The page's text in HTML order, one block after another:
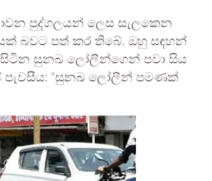
පුද්ගලයන් ලෙස සැලකෙන
බවට පත් කර තිබේ. ඔහු සඳහන්
සුනඛ ලෝලීන්ගෙන් පවා සිය
පැවසීය: “සුනඛ ලෝලීන් පමණක්